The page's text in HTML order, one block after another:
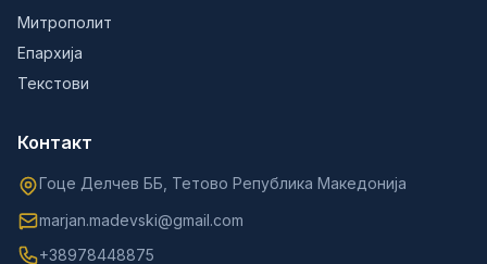
Митрополит
Епархија
Текстови
Контакт
Гоце Делчев ББ, Тетово Република Македонија
marjan.madevski@gmail.com
+38978448875